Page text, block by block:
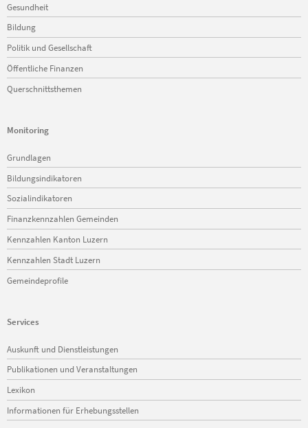
Gesundheit
Bildung
Politik und Gesellschaft
Öffentliche Finanzen
Querschnittsthemen
Monitoring
Navigation
überspringen
Grundlagen
Bildungsindikatoren
Sozialindikatoren
Finanzkennzahlen Gemeinden
Kennzahlen Kanton Luzern
Kennzahlen Stadt Luzern
Gemeindeprofile
Services
Navigation
überspringen
Auskunft und Dienstleistungen
Publikationen und Veranstaltungen
Lexikon
Informationen für Erhebungsstellen